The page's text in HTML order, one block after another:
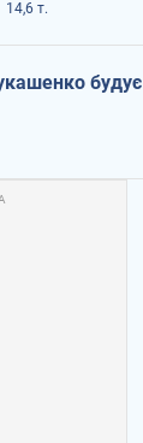
14,6 т.
будує